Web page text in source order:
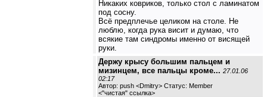
Никаких ковриков, только стол с ламинатом
под сосну.
Всё предплечье целиком на столе. Не
люблю, когда рука висит и думаю, что
всякие там синдромы именно от висящей
руки.
Держу крысу большим пальцем и
мизинцем, все пальцы кроме... 27.01.06
02:17
Автор: push <Dmitry> Статус: Member
<"чистая" ссылка>